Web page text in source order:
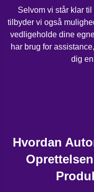
Selvom vi står klar
tilbyder vi også
vedligeholde dine
har brug for
dig
Hvordan